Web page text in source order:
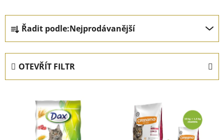
Ř
a
z
e
n
Řadit podle:Nejprodávanější
OTEVŘÍT FILTR